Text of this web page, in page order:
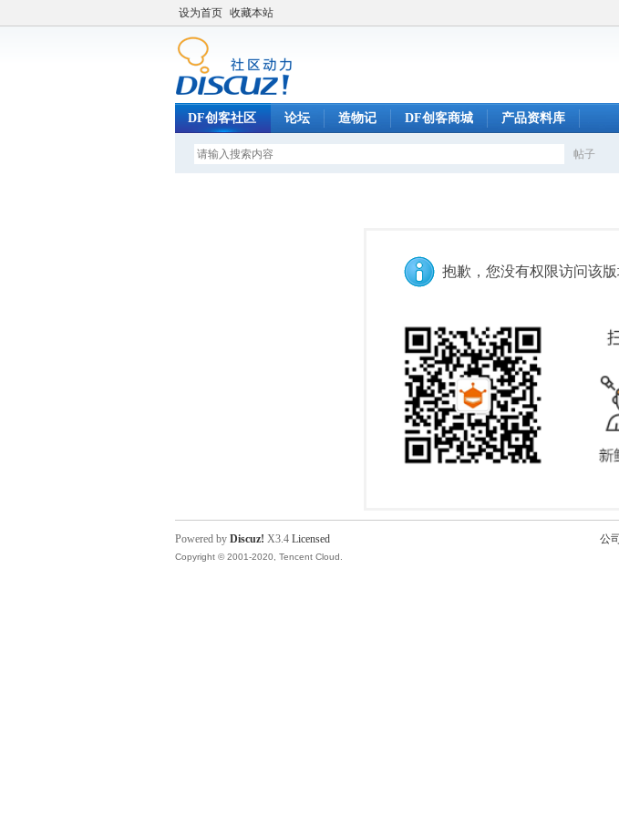
设为首页 收藏本站
DF创客社区 论坛 造物记 DF创客商城 产品资料库
帖子
抱歉，您没有权限访问该
公
Powered by Discuz! X3.4 Licensed
Copyright © 2001-2020, Tencent Cloud.